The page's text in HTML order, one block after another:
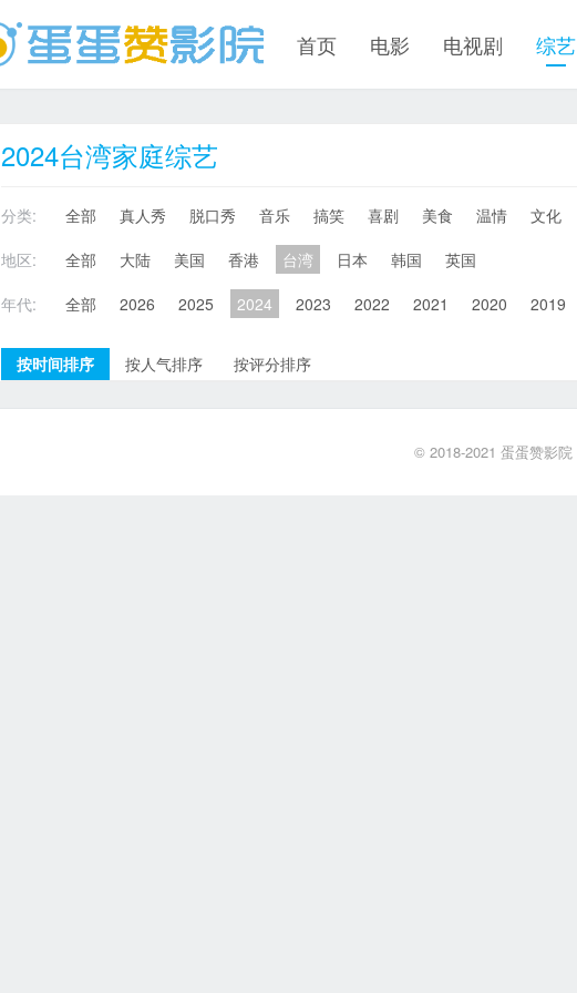
首页 电影 电视剧 综艺
2024台湾家庭综艺
分类: 全部 真人秀 脱口秀 音乐 搞笑 喜剧 美食 温情 文化
地区:
全部 大陆 美国 香港 台湾 日本 韩国
英国
年代:
全部 2026 2025 2024 2023 2022 2021 2020 2019
按时间排序 按人气排序 按评分排序
© 2018-2021 蛋蛋赞影院